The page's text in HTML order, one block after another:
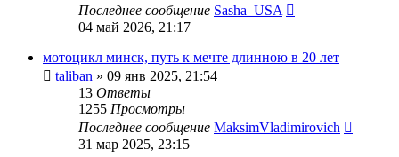
Последнее сообщение Sasha_USA
04 май 2026, 21:17
мотоцикл минск, путь к мечте длинною в 20 лет
taliban » 09 янв 2025, 21:54
13 Ответы
1255 Просмотры
Последнее сообщение MaksimVladimirovich
31 мар 2025, 23:15